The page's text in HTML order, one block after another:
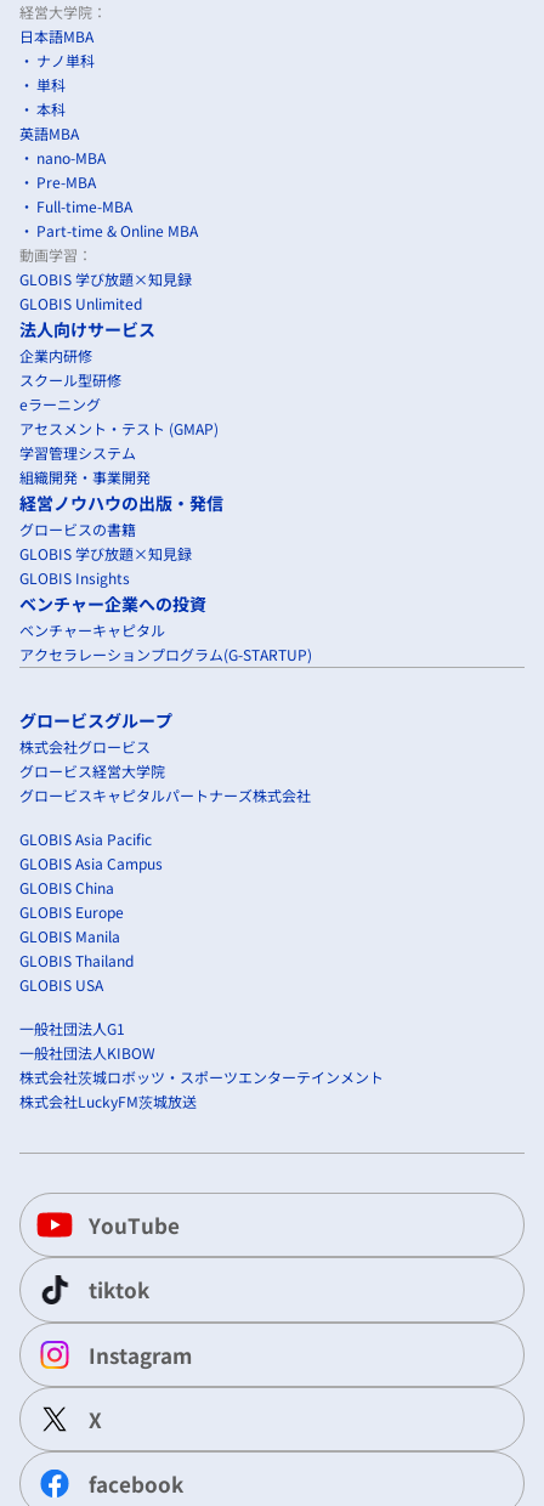
経営大学院：
日本語MBA
ナノ単科
単科
本科
英語MBA
nano-MBA
Pre-MBA
Full-time-MBA
Part-time & Online MBA
動画学習：
GLOBIS 学び放題×知見録
GLOBIS Unlimited
法人向けサービス
企業内研修
スクール型研修
eラーニング
アセスメント・テスト (GMAP)
学習管理システム
組織開発・事業開発
経営ノウハウの出版・発信
グロービスの書籍
GLOBIS 学び放題×知見録
GLOBIS Insights
ベンチャー企業への投資
ベンチャーキャピタル
アクセラレーションプログラム(G-STARTUP)
グロービスグループ
株式会社グロービス
グロービス経営大学院
グロービスキャピタルパートナーズ株式会社
GLOBIS Asia Pacific
GLOBIS Asia Campus
GLOBIS China
GLOBIS Europe
GLOBIS Manila
GLOBIS Thailand
GLOBIS USA
一般社団法人G1
一般社団法人KIBOW
株式会社茨城ロボッツ・スポーツエンターテインメント
株式会社LuckyFM茨城放送
YouTube
tiktok
Instagram
X
facebook